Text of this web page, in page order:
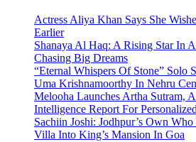
Actress Aliya Khan Says She
Earlier
Shanaya Al Haq: A Rising Star In
Chasing Big Dreams
“Eternal Whispers Of Stone” Solo
Uma Krishnamoorthy In Nehru
Melooha Launches Artha Sutram,
Intelligence Report For
Sachiin Joshi: Jodhpur’s Own
Villa Into King’s Mansion In Goa